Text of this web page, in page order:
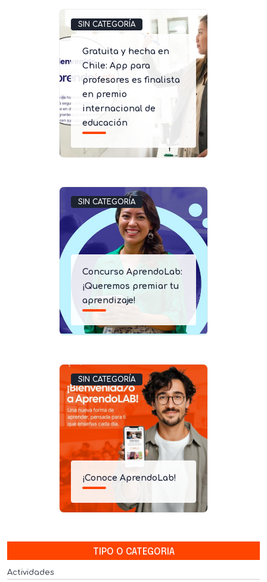
SIN CATEGORÍA
Gratuita y hecha en
Chile: App para
profesores es finalista
en premio
internacional de
educación
SIN CATEGORÍA
Concurso AprendoLab:
¡Queremos premiar tu
aprendizaje!
SIN CATEGORÍA
¡Conoce AprendoLab!
TIPO O CATEGORIA
Actividades